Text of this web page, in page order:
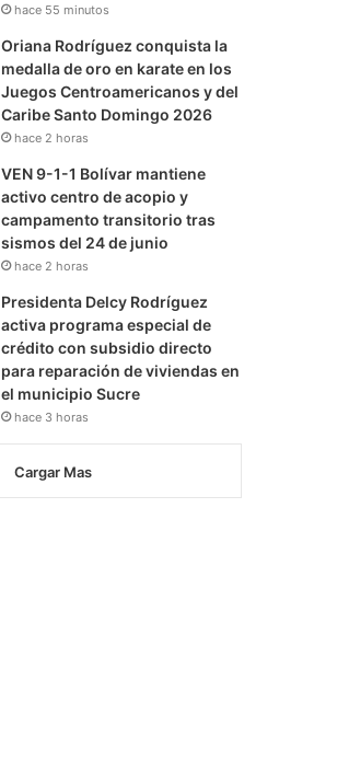
hace 55 minutos
Oriana Rodríguez conquista la
medalla de oro en karate en los
Juegos Centroamericanos y del
Caribe Santo Domingo 2026
hace 2 horas
VEN 9-1-1 Bolívar mantiene
activo centro de acopio y
campamento transitorio tras
sismos del 24 de junio
hace 2 horas
Presidenta Delcy Rodríguez
activa programa especial de
crédito con subsidio directo
para reparación de viviendas en
el municipio Sucre
hace 3 horas
Cargar Mas